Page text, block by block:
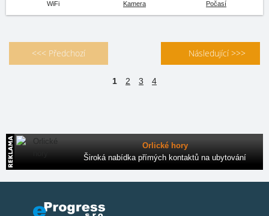
WiFi Kamera Počasí
<<< Předchozí Následující >>>
1 2 3 4
Orlické hory
Široká nabídka přímých kontaktů na ubytování